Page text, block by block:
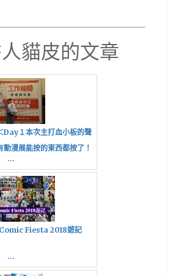
貓皮的文章
Day１本次主打血小板的聲
漫展能按的東西都按了！
...
Fiesta 2018遊記
...